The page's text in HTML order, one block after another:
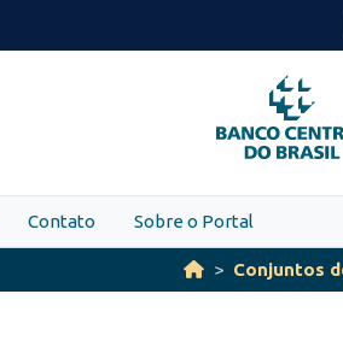
PARA
O
Contato Sobre o Portal
Conjuntos